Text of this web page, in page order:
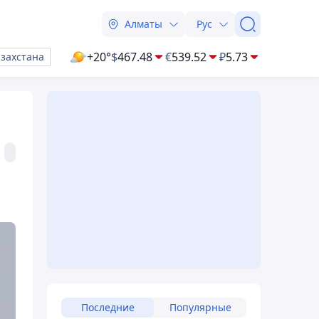
Алматы Рус
+20°$467.48 €539.52 ₽5.73
Последние Популярные